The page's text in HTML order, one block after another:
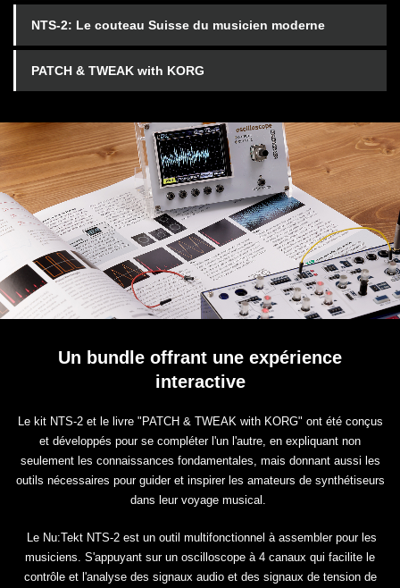
NTS-2: Le couteau Suisse du musicien moderne
PATCH & TWEAK with KORG
Un bundle offrant une expérience
interactive
Le kit NTS-2 et le livre "PATCH & TWEAK with KORG" ont été conçus
et développés pour se compléter l'un l'autre, en expliquant non
seulement les connaissances fondamentales, mais donnant aussi les
outils nécessaires pour guider et inspirer les amateurs de synthétiseurs
dans leur voyage musical.
Le Nu:Tekt NTS-2 est un outil multifonctionnel à assembler pour les
musiciens. S'appuyant sur un oscilloscope à 4 canaux qui facilite le
contrôle et l'analyse des signaux audio et des signaux de tension de